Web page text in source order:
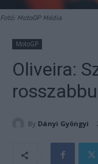
Fotó: MotoGP Média
MotoGP
Oliveira:
By Dányi Gyöngyi